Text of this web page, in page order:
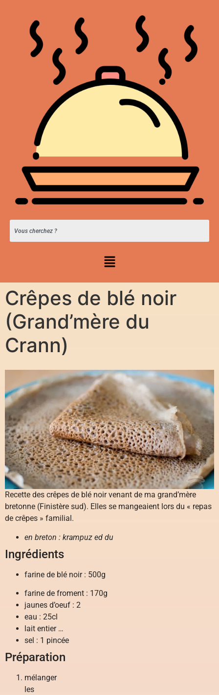
Crêpes de blé noir
(Grand’mère du
Crann)
Recette des crêpes de blé noir venant de ma grand’mère
bretonne (Finistère sud). Elles se mangeaient lors du « repas
de crêpes » familial.
en breton : krampuz ed du
Ingrédients
farine de blé noir : 500g
farine de froment : 170g
jaunes d’oeuf : 2
eau : 25cl
lait entier …
sel : 1 pincée
Préparation
mélanger
les